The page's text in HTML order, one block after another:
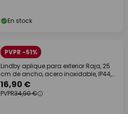
En stock
PVPR -51%
Lindby aplique para exterior Raja, 25
cm de ancho, acero inoxidable, IP44,
E27
16,90 €
PVPR34,90 €